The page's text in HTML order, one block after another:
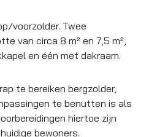
voorzolder. Twee
van circa 8 m² en 7,5 m²,
en één met dakraam.
te bereiken bergzolder,
te benutten is als
hiertoe zijn
bewoners.